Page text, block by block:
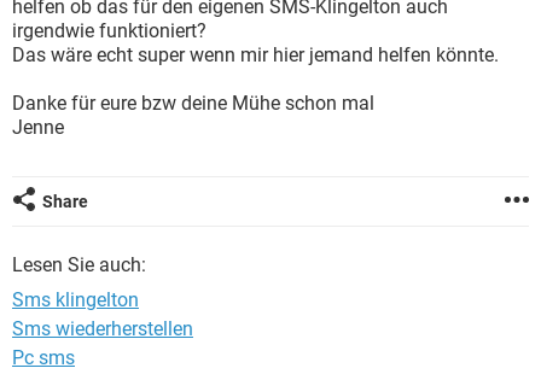
FACEBOOK
WINDOWS 10 INSTAGRAM
WHATSAPP TIKTOK
helfen ob das für den eigenen SMS-Klingelton auch
irgendwie funktioniert?
Das wäre echt super wenn mir hier jemand helfen könnte.
Danke für eure bzw deine Mühe schon mal
Jenne
Share
Lesen Sie auch:
Sms klingelton
Sms wiederherstellen
Pc sms